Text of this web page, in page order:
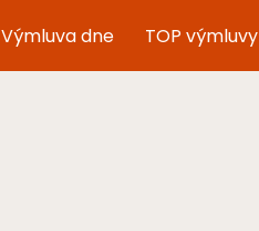
Výmluva dne TOP výmluvy